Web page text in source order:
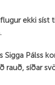
ekki síst
Sigga Pálss
rauð, síðar